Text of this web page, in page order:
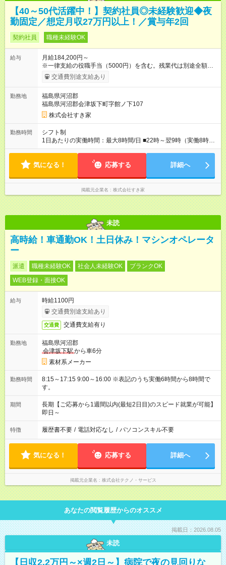
【40～50代活躍中！】契約社員◎未経験歓迎◆夜
勤固定／想定月収27万円以上！／賞与年2回
契約社員 職種未経験OK
給与
月給184,200円～
※一律支給の役職手当（5000円）を含む。残業代は別途全額支
給。 ※深夜勤務手当は、残業時間等により変動します。 ※想定
月収27万円以上 ※最大4回昇給のチャンスあり ※賞与年2回支給
交通費別途支給あり
勤務地
福島県河沼郡
福島県河沼郡会津坂下町字館ノ下107
株式会社すき家
勤務時間
シフト制
1日あたりの実働時間：最大8時間/日 ■22時～翌9時（実働8時
間） ※上記はあくまでも一例です。店舗により、時間が前後す
のシフトを組んでいます。 ★各店舗のサポートのために本社に
気になる！ 応募する 詳細へ
掲載元企業名 株式会社すき家
未読
高時給！車通勤OK！土日休み！マシンオペレータ
ー
派遣 職種未経験OK 社会人未経験OK
ブランクOK
WEB登録・面接OK
給与
時給1100円
交通費別途支給あり
交通費 交通費支給有り
勤務地
福島県河沼郡
会津坂下駅から車6分
素材系メーカー
勤務時間
8:15～17:15 9:00～16:00 ※表記のうち実働6時間から8時間で
す。
期間
長期【ご応募から1週間以内(最短2日目)のスピード就業が可能】
即日～
特徴 履歴書不要 / 電話対応なし / パソコンスキル不要
気になる！ 応募する 詳細へ
掲載元企業名 株式会社テクノ・サービス
あなたの閲覧履歴からのオススメ
掲載日：2026.08.05
未読
【日収2.2万円～×週2日～】病院で夜の見回りな